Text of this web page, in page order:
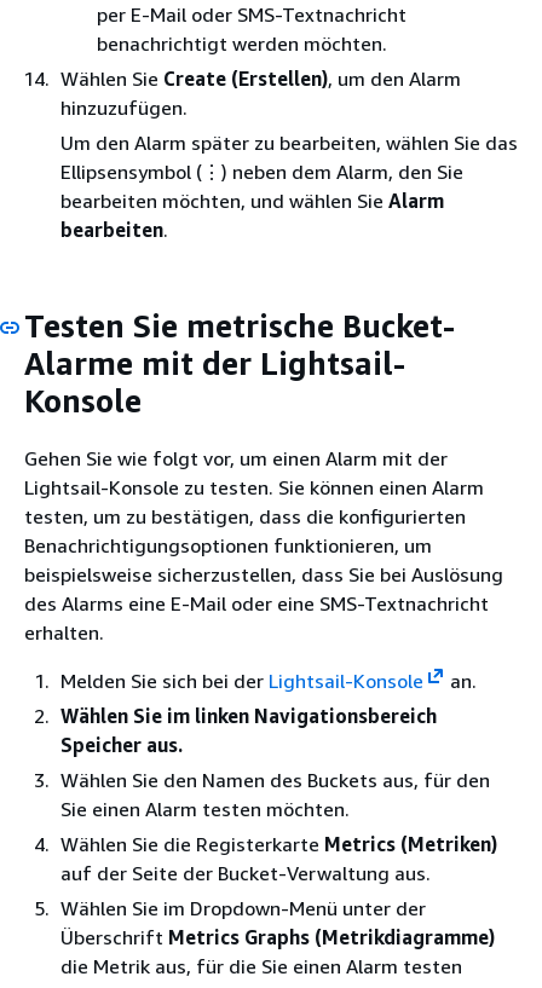
per E-Mail oder SMS-Textnachricht
benachrichtigt werden möchten.
Wählen Sie Create (Erstellen), um den Alarm
hinzuzufügen.
Um den Alarm später zu bearbeiten, wählen Sie das
Ellipsensymbol (⋮) neben dem Alarm, den Sie
bearbeiten möchten, und wählen Sie Alarm
bearbeiten.
Testen Sie metrische Bucket-
Alarme mit der Lightsail-
Konsole
Gehen Sie wie folgt vor, um einen Alarm mit der
Lightsail-Konsole zu testen. Sie können einen Alarm
testen, um zu bestätigen, dass die konfigurierten
Benachrichtigungsoptionen funktionieren, um
beispielsweise sicherzustellen, dass Sie bei Auslösung
des Alarms eine E-Mail oder eine SMS-Textnachricht
erhalten.
Melden Sie sich bei der Lightsail-Konsole
an.
Wählen Sie im linken Navigationsbereich
Speicher aus.
Wählen Sie den Namen des Buckets aus, für den
Sie einen Alarm testen möchten.
Wählen Sie die Registerkarte Metrics (Metriken)
auf der Seite der Bucket-Verwaltung aus.
Wählen Sie im Dropdown-Menü unter der
Überschrift Metrics Graphs (Metrikdiagramme)
die Metrik aus, für die Sie einen Alarm testen